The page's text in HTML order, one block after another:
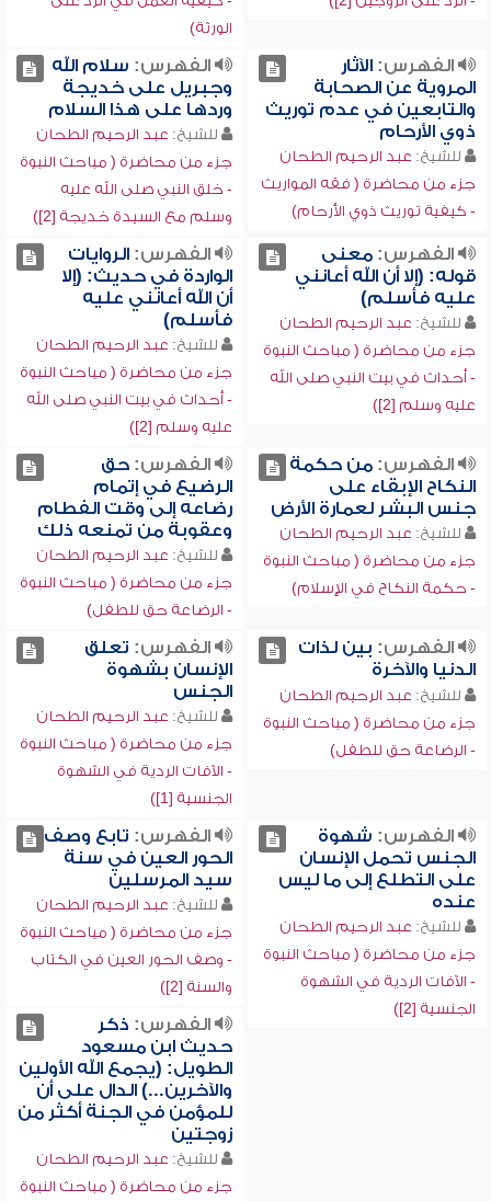
الورثة)
الفهرس:الآثار
المروية عن الصحابة
والتابعين في عدم توريث
ذوي الأرحام
للشيخ: عبد الرحيم الطحان
جزء من محاضرة ( فقه المواريث
- كيفية توريث ذوي الأرحام)
الفهرس: سلام الله
وجبريل على خديجة
وردها على هذا السلام
للشيخ: عبد الرحيم الطحان
جزء من محاضرة ( مباحث النبوة
- خلق النبي صلى الله عليه
وسلم مع السيدة خديجة [2])
الفهرس:معنى
قوله: (إلا أن الله أعانني
عليه فأسلم)
للشيخ: عبد الرحيم الطحان
جزء من محاضرة ( مباحث النبوة
- أحداث في بيت النبي صلى الله
عليه وسلم [2])
الفهرس:الروايات
الواردة في حديث: (إلا
أن الله أعانني عليه
فأسلم)
للشيخ: عبد الرحيم الطحان
جزء من محاضرة ( مباحث النبوة
- أحداث في بيت النبي صلى الله
عليه وسلم [2])
الفهرس:من حكمة
النكاح الإبقاء على
جنس البشر لعمارة الأرض
للشيخ: عبد الرحيم الطحان
جزء من محاضرة ( مباحث النبوة
- حكمة النكاح في الإسلام)
الفهرس:حق
الرضيع في إتمام
رضاعه إلى وقت الفطام
وعقوبة من تمنعه ذلك
للشيخ: عبد الرحيم الطحان
جزء من محاضرة ( مباحث النبوة
- الرضاعة حق للطفل)
الفهرس: بين لذات
الدنيا والآخرة
للشيخ: عبد الرحيم الطحان
جزء من محاضرة ( مباحث النبوة
- الرضاعة حق للطفل)
الفهرس: تعلق
الإنسان بشهوة
الجنس
للشيخ: عبد الرحيم الطحان
جزء من محاضرة ( مباحث النبوة
- الآفات الردية في الشهوة
الجنسية [1])
الفهرس: شهوة
الجنس تحمل الإنسان
على التطلع إلى ما ليس
عنده
للشيخ: عبد الرحيم الطحان
جزء من محاضرة ( مباحث النبوة
- الآفات الردية في الشهوة
الجنسية [2])
الفهرس: تابع وصف
الحور العين في سنة
سيد المرسلين
للشيخ: عبد الرحيم الطحان
جزء من محاضرة ( مباحث النبوة
- وصف الحور العين في الكتاب
والسنة [2])
الفهرس: ذكر
حديث ابن مسعود
الطويل: (يجمع الله الأولين
والآخرين...) الدال على أن
للمؤمن في الجنة أكثر من
زوجتين
للشيخ: عبد الرحيم الطحان
جزء من محاضرة ( مباحث النبوة